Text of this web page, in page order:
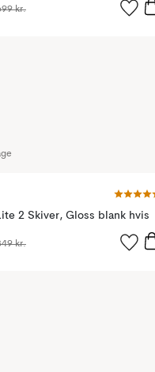
kr.
2 Skiver, Gloss blank hvis
kr.